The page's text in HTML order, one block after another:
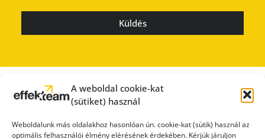
A weboldal cookie-kat
(sütiket) használ
Weboldalunk más oldalakhoz hasonlóan ún. cookie-kat (sütik) használ az
optimális felhasználói élmény elérésének érdekében. Kérjük járuljon
Küldés